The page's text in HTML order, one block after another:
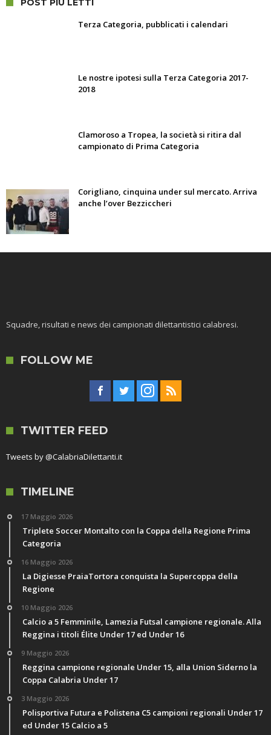
POST PIÙ LETTI
Terza Categoria, pubblicati i calendari
Le nostre ipotesi sulla Terza Categoria 2017-
2018
Clamoroso a Tropea, la società si ritira dal
campionato di Prima Categoria
Corigliano, cinquina under sul mercato. Arriva
anche l’over Bezziccheri
Squadre, risultati e news dei campionati dilettantistici calabresi.
FOLLOW ME
TWITTER FEED
Tweets by @CalabriaDilettanti.it
TIMELINE
17 Maggio 2026
Triplete Soccer Montalto con la Coppa della Regione Prima
Categoria
16 Maggio 2026
La Digiesse PraiaTortora conquista la Supercoppa della
Regione
10 Maggio 2026
Calcio a 5 Femminile, Lamezia Futsal campione regionale. Alla
Reggina i titoli Élite Under 17 ed Under 16
9 Maggio 2026
Reggina campione regionale Under 15, alla Union Siderno la
Coppa Calabria Under 17
3 Maggio 2026
Polisportiva Futura e Polistena C5 campioni regionali Under 17
ed Under 15 Calcio a 5